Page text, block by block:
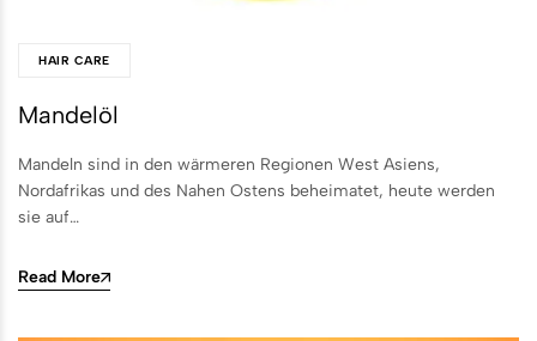
HAIR CARE
Mandelöl
Mandeln sind in den wärmeren Regionen West Asiens,
Nordafrikas und des Nahen Ostens beheimatet, heute werden
sie auf…
Read More